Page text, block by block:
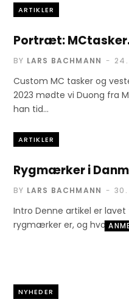
ARTIKLER
Portræt:
BY LARS BACHMANN 24.
Custom MC tasker og
2023 mødte vi Duong fra
han tid…
ARTIKLER
Rygmærker i
BY LARS BACHMANN 30.
Intro Denne artikel er
rygmærker er, og hvorfor
NYHEDER